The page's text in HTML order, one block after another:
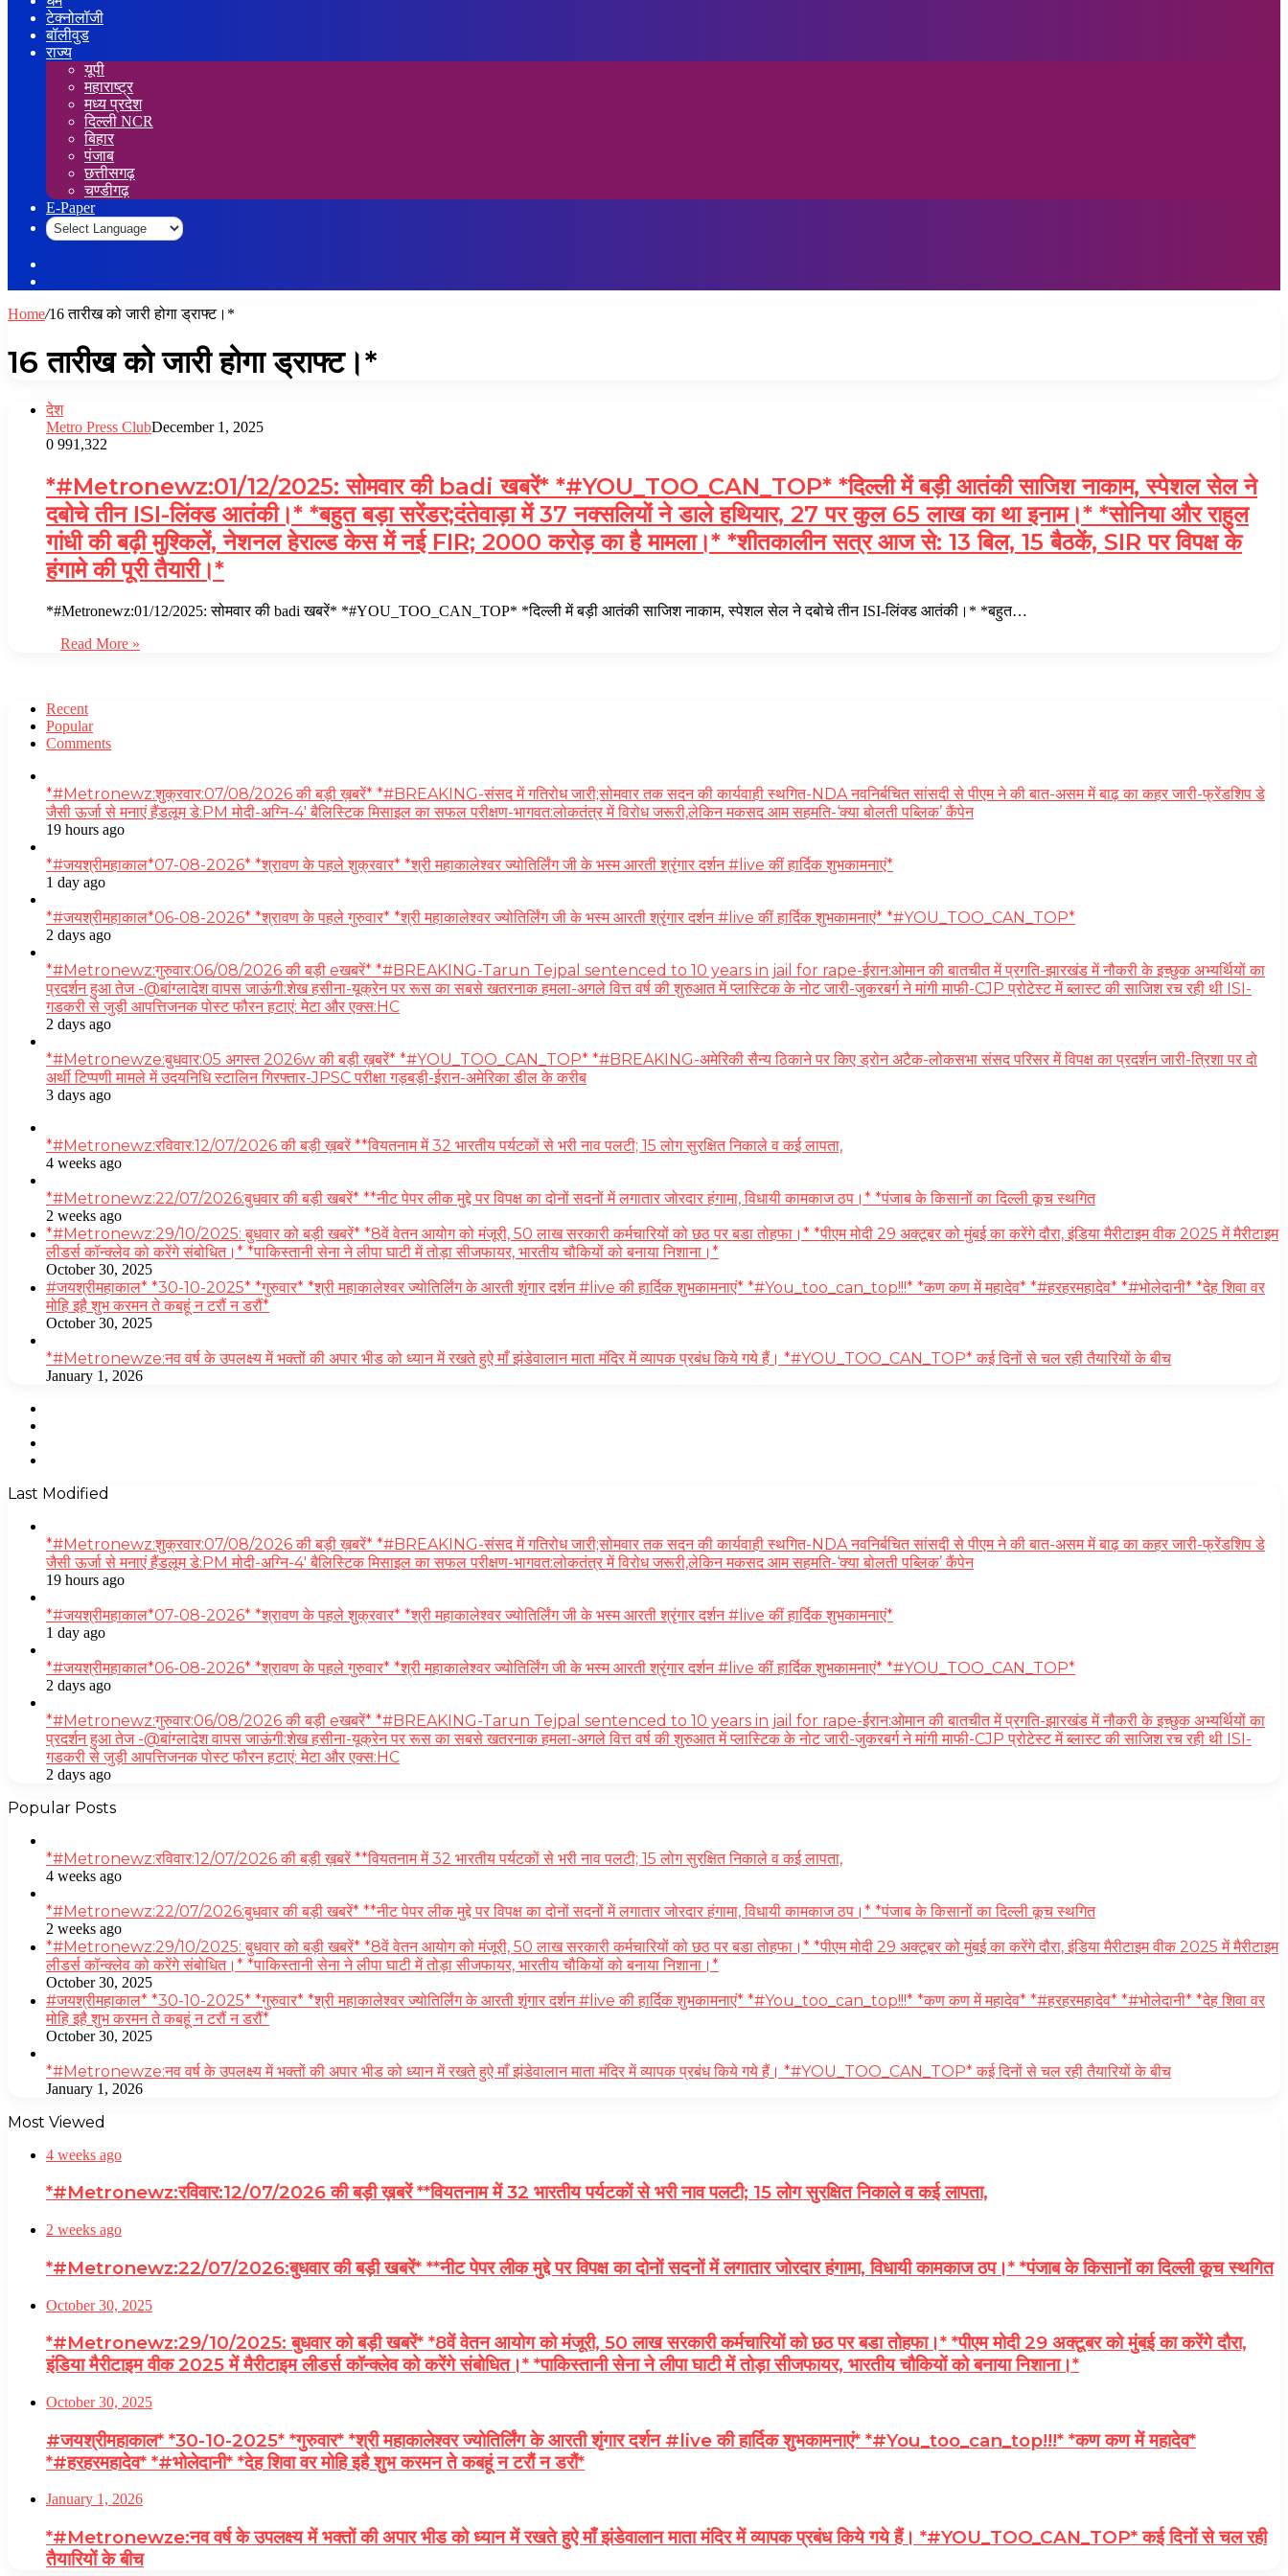
टेक्नोलॉजी
बॉलीवुड
राज्य
यूपी
महाराष्ट्र
मध्य प्रदेश
दिल्ली NCR
बिहार
पंजाब
छत्तीसगढ़
चण्डीगढ़
E-Paper
Home/16 तारीख को जारी होगा ड्राफ्ट।*
16 तारीख को जारी होगा ड्राफ्ट।*
देश
Metro Press ClubDecember 1, 2025
0 991,322
*#Metronewz:01/12/2025: सोमवार की badi खबरें* *#YOU_TOO_CAN_TOP* *दिल्ली में बड़ी आतंकी साजिश नाकाम, स्पेशल सेल ने
दबोचे तीन ISI-लिंक्ड आतंकी।* *बहुत बड़ा सरेंडर;दंतेवाड़ा में 37 नक्सलियों ने डाले हथियार, 27 पर कुल 65 लाख का था इनाम।* *सोनिया और राहुल
गांधी की बढ़ी मुश्किलें, नेशनल हेराल्ड केस में नई FIR; 2000 करोड़ का है मामला।* *शीतकालीन सत्र आज से: 13 बिल, 15 बैठकें, SIR पर विपक्ष के
हंगामे की पूरी तैयारी।*
*#Metronewz:01/12/2025: सोमवार की badi खबरें* *#YOU_TOO_CAN_TOP* *दिल्ली में बड़ी आतंकी साजिश नाकाम, स्पेशल सेल ने दबोचे तीन ISI-लिंक्ड आतंकी।* *बहुत…
Read More »
Recent
Popular
Comments
*#Metronewz:शुक्रवार:07/08/2026 की बड़ी ख़बरें* *#BREAKING-संसद में गतिरोध जारी;सोमवार तक सदन की कार्यवाही स्थगित-NDA नवनिर्बचित सांसदी से पीएम ने की बात-असम में बाढ़ का कहर जारी-फ्रेंडशिप डे
जैसी ऊर्जा से मनाएं हैंडलूम डे:PM मोदी-अग्नि-4′ बैलिस्टिक मिसाइल का सफल परीक्षण-भागवत:लोकतंत्र में विरोध जरूरी,लेकिन मकसद आम सहमति-‘क्या बोलती पब्लिक’ कैंपेन
19 hours ago
*#जयश्रीमहाकाल*07-08-2026* *श्रावण के पहले शुक्रवार* *श्री महाकालेश्वर ज्योतिर्लिंग जी के भस्म आरती श्रृंगार दर्शन #live कीं हार्दिक शुभकामनाएं*
1 day ago
*#जयश्रीमहाकाल*06-08-2026* *श्रावण के पहले गुरुवार* *श्री महाकालेश्वर ज्योतिर्लिंग जी के भस्म आरती श्रृंगार दर्शन #live कीं हार्दिक शुभकामनाएं* *#YOU_TOO_CAN_TOP*
2 days ago
*#Metronewz:गुरुवार:06/08/2026 की बड़ी eखबरें* *#BREAKING-Tarun Tejpal sentenced to 10 years in jail for rape-ईरान:ओमान की बातचीत में प्रगति-झारखंड में नौकरी के इच्छुक अभ्यर्थियों का
प्रदर्शन हुआ तेज -@बांग्लादेश वापस जाऊंगी:शेख हसीना-यूक्रेन पर रूस का सबसे खतरनाक हमला-अगले वित्त वर्ष की शुरुआत में प्लास्टिक के नोट जारी-जुकरबर्ग ने मांगी माफी-CJP प्रोटेस्ट में ब्लास्ट की साजिश रच रही थी ISI-
गडकरी से जुड़ी आपत्तिजनक पोस्ट फौरन हटाएं: मेटा और एक्स:HC
2 days ago
*#Metronewze:बुधवार:05 अगस्त 2026w की बड़ी ख़बरें* *#YOU_TOO_CAN_TOP* *#BREAKING-अमेरिकी सैन्य ठिकाने पर किए ड्रोन अटैक-लोकसभा संसद परिसर में विपक्ष का प्रदर्शन जारी-त्रिशा पर दो
अर्थी टिप्पणी मामले में उदयनिधि स्टालिन गिरफ्तार-JPSC परीक्षा गड़बड़ी-ईरान-अमेरिका डील के करीब
3 days ago
*#Metronewz:रविवार:12/07/2026 की बड़ी ख़बरें **वियतनाम में 32 भारतीय पर्यटकों से भरी नाव पलटी; 15 लोग सुरक्षित निकाले व कई लापता,
4 weeks ago
*#Metronewz:22/07/2026:बुधवार की बड़ी खबरें* **नीट पेपर लीक मुद्दे पर विपक्ष का दोनों सदनों में लगातार जोरदार हंगामा, विधायी कामकाज ठप।* *पंजाब के किसानों का दिल्ली कूच स्थगित
2 weeks ago
*#Metronewz:29/10/2025: बुधवार को बड़ी खबरें* *8वें वेतन आयोग को मंजूरी, 50 लाख सरकारी कर्मचारियों को छठ पर बडा तोहफा।* *पीएम मोदी 29 अक्टूबर को मुंबई का करेंगे दौरा, इंडिया मैरीटाइम वीक 2025 में मैरीटाइम
लीडर्स कॉन्क्लेव को करेंगे संबोधित।* *पाकिस्तानी सेना ने लीपा घाटी में तोड़ा सीजफायर, भारतीय चौकियों को बनाया निशाना।*
October 30, 2025
#जयश्रीमहाकाल* *30-10-2025* *गुरुवार* *श्री महाकालेश्वर ज्योतिर्लिंग के आरती शृंगार दर्शन #live की हार्दिक शुभकामनाएं* *#You_too_can_top!!!* *कण कण में महादेव* *#हरहरमहादेव* *#भोलेदानी* *देह शिवा वर
मोहि इहै शुभ करमन ते कबहूं न टरौं न डरौं*
October 30, 2025
*#Metronewze:नव वर्ष के उपलक्ष्य में भक्तों की अपार भीड को ध्यान में रखते हुऐ माँ झंडेवालान माता मंदिर में व्यापक प्रबंध किये गये हैं। *#YOU_TOO_CAN_TOP* कई दिनों से चल रही तैयारियों के बीच
January 1, 2026
Last Modified
*#Metronewz:शुक्रवार:07/08/2026 की बड़ी ख़बरें* *#BREAKING-संसद में गतिरोध जारी;सोमवार तक सदन की कार्यवाही स्थगित-NDA नवनिर्बचित सांसदी से पीएम ने की बात-असम में बाढ़ का कहर जारी-फ्रेंडशिप डे
जैसी ऊर्जा से मनाएं हैंडलूम डे:PM मोदी-अग्नि-4′ बैलिस्टिक मिसाइल का सफल परीक्षण-भागवत:लोकतंत्र में विरोध जरूरी,लेकिन मकसद आम सहमति-‘क्या बोलती पब्लिक’ कैंपेन
19 hours ago
*#जयश्रीमहाकाल*07-08-2026* *श्रावण के पहले शुक्रवार* *श्री महाकालेश्वर ज्योतिर्लिंग जी के भस्म आरती श्रृंगार दर्शन #live कीं हार्दिक शुभकामनाएं*
1 day ago
*#जयश्रीमहाकाल*06-08-2026* *श्रावण के पहले गुरुवार* *श्री महाकालेश्वर ज्योतिर्लिंग जी के भस्म आरती श्रृंगार दर्शन #live कीं हार्दिक शुभकामनाएं* *#YOU_TOO_CAN_TOP*
2 days ago
*#Metronewz:गुरुवार:06/08/2026 की बड़ी eखबरें* *#BREAKING-Tarun Tejpal sentenced to 10 years in jail for rape-ईरान:ओमान की बातचीत में प्रगति-झारखंड में नौकरी के इच्छुक अभ्यर्थियों का
प्रदर्शन हुआ तेज -@बांग्लादेश वापस जाऊंगी:शेख हसीना-यूक्रेन पर रूस का सबसे खतरनाक हमला-अगले वित्त वर्ष की शुरुआत में प्लास्टिक के नोट जारी-जुकरबर्ग ने मांगी माफी-CJP प्रोटेस्ट में ब्लास्ट की साजिश रच रही थी ISI-
गडकरी से जुड़ी आपत्तिजनक पोस्ट फौरन हटाएं: मेटा और एक्स:HC
2 days ago
Popular Posts
*#Metronewz:रविवार:12/07/2026 की बड़ी ख़बरें **वियतनाम में 32 भारतीय पर्यटकों से भरी नाव पलटी; 15 लोग सुरक्षित निकाले व कई लापता,
4 weeks ago
*#Metronewz:22/07/2026:बुधवार की बड़ी खबरें* **नीट पेपर लीक मुद्दे पर विपक्ष का दोनों सदनों में लगातार जोरदार हंगामा, विधायी कामकाज ठप।* *पंजाब के किसानों का दिल्ली कूच स्थगित
2 weeks ago
*#Metronewz:29/10/2025: बुधवार को बड़ी खबरें* *8वें वेतन आयोग को मंजूरी, 50 लाख सरकारी कर्मचारियों को छठ पर बडा तोहफा।* *पीएम मोदी 29 अक्टूबर को मुंबई का करेंगे दौरा, इंडिया मैरीटाइम वीक 2025 में मैरीटाइम
लीडर्स कॉन्क्लेव को करेंगे संबोधित।* *पाकिस्तानी सेना ने लीपा घाटी में तोड़ा सीजफायर, भारतीय चौकियों को बनाया निशाना।*
October 30, 2025
#जयश्रीमहाकाल* *30-10-2025* *गुरुवार* *श्री महाकालेश्वर ज्योतिर्लिंग के आरती शृंगार दर्शन #live की हार्दिक शुभकामनाएं* *#You_too_can_top!!!* *कण कण में महादेव* *#हरहरमहादेव* *#भोलेदानी* *देह शिवा वर
मोहि इहै शुभ करमन ते कबहूं न टरौं न डरौं*
October 30, 2025
*#Metronewze:नव वर्ष के उपलक्ष्य में भक्तों की अपार भीड को ध्यान में रखते हुऐ माँ झंडेवालान माता मंदिर में व्यापक प्रबंध किये गये हैं। *#YOU_TOO_CAN_TOP* कई दिनों से चल रही तैयारियों के बीच
January 1, 2026
Most Viewed
4 weeks ago
*#Metronewz:रविवार:12/07/2026 की बड़ी ख़बरें **वियतनाम में 32 भारतीय पर्यटकों से भरी नाव पलटी; 15 लोग सुरक्षित निकाले व कई लापता,
2 weeks ago
*#Metronewz:22/07/2026:बुधवार की बड़ी खबरें* **नीट पेपर लीक मुद्दे पर विपक्ष का दोनों सदनों में लगातार जोरदार हंगामा, विधायी कामकाज ठप।* *पंजाब के किसानों का दिल्ली कूच स्थगित
October 30, 2025
*#Metronewz:29/10/2025: बुधवार को बड़ी खबरें* *8वें वेतन आयोग को मंजूरी, 50 लाख सरकारी कर्मचारियों को छठ पर बडा तोहफा।* *पीएम मोदी 29 अक्टूबर को मुंबई का करेंगे दौरा,
इंडिया मैरीटाइम वीक 2025 में मैरीटाइम लीडर्स कॉन्क्लेव को करेंगे संबोधित।* *पाकिस्तानी सेना ने लीपा घाटी में तोड़ा सीजफायर, भारतीय चौकियों को बनाया निशाना।*
October 30, 2025
#जयश्रीमहाकाल* *30-10-2025* *गुरुवार* *श्री महाकालेश्वर ज्योतिर्लिंग के आरती शृंगार दर्शन #live की हार्दिक शुभकामनाएं* *#You_too_can_top!!!* *कण कण में महादेव*
*#हरहरमहादेव* *#भोलेदानी* *देह शिवा वर मोहि इहै शुभ करमन ते कबहूं न टरौं न डरौं*
January 1, 2026
*#Metronewze:नव वर्ष के उपलक्ष्य में भक्तों की अपार भीड को ध्यान में रखते हुऐ माँ झंडेवालान माता मंदिर में व्यापक प्रबंध किये गये हैं। *#YOU_TOO_CAN_TOP* कई दिनों से चल रही
तैयारियों के बीच